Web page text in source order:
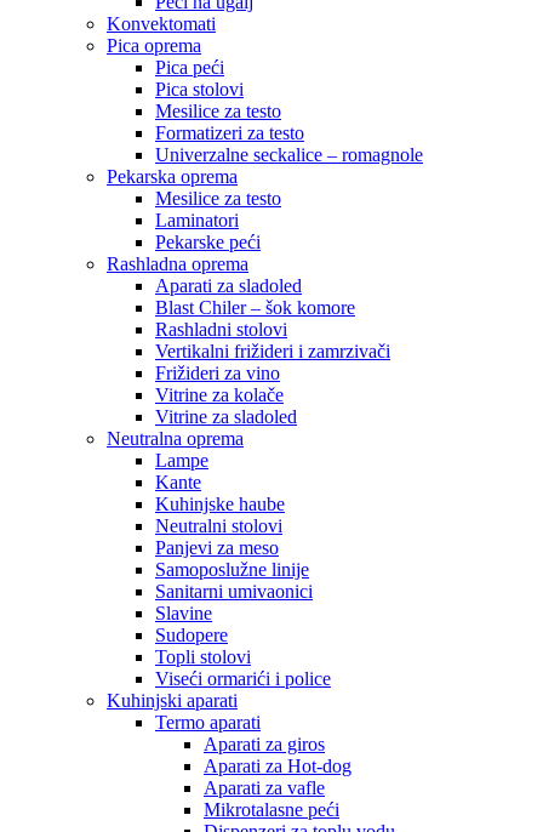
Konvektomati
Pica oprema
Pica peći
Pica stolovi
Mesilice za testo
Formatizeri za testo
Univerzalne seckalice – romagnole
Pekarska oprema
Mesilice za testo
Laminatori
Pekarske peći
Rashladna oprema
Aparati za sladoled
Blast Chiler – šok komore
Rashladni stolovi
Vertikalni frižideri i zamrzivači
Frižideri za vino
Vitrine za kolače
Vitrine za sladoled
Neutralna oprema
Lampe
Kante
Kuhinjske haube
Neutralni stolovi
Panjevi za meso
Samoposlužne linije
Sanitarni umivaonici
Slavine
Sudopere
Topli stolovi
Viseći ormarići i police
Kuhinjski aparati
Termo aparati
Aparati za giros
Aparati za Hot-dog
Aparati za vafle
Mikrotalasne peći